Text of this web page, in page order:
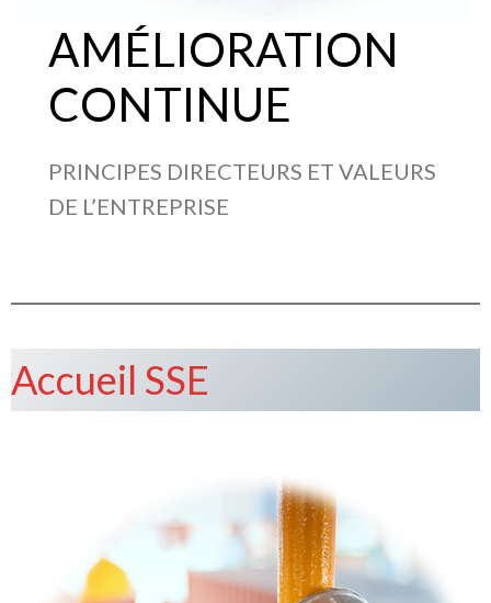
AMÉLIORATION
CONTINUE
PRINCIPES DIRECTEURS ET VALEURS
DE L’ENTREPRISE
Accueil SSE